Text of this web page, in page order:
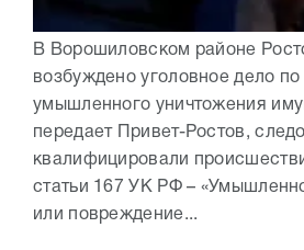
В Ворошиловском районе
возбуждено уголовное дело по
умышленного уничтожения
передает Привет-Ростов,
квалифицировали
статьи 167 УК РФ –
или повреждение...